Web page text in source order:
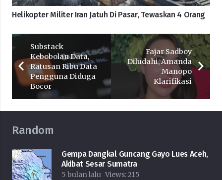
Helikopter Militer Iran Jatuh Di Pasar, Tewaskan 4 Orang
Substack
Kebobolan Data,
Ratusan Ribu Data
Pengguna Diduga
Bocor
Fajar Sadboy
Diludahi, Amanda
Manopo
Klarifikasi
Random
Gempa Dangkal Guncang Gayo Lues Aceh,
Akibat Sesar Sumatra
5 bulan lalu Views:215